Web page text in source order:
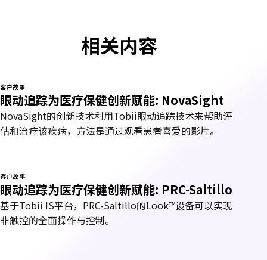
相关内容
客户故事
眼动追踪为医疗保健创新赋能: NovaSight
NovaSight的创新技术利用Tobii眼动追踪技术来帮助评
估和治疗该疾病，方法是通过观看患者喜爱的影片。
客户故事
眼动追踪为医疗保健创新赋能: PRC-Saltillo
基于Tobii IS平台，PRC-Saltillo的Look™设备可以实现
非触控的全面操作与控制。